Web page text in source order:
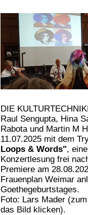
DIE
Raul Sengupta, Hina
Rabota und Martin M
11.07.2025 mit dem
Loops & Words",
Konzertlesung frei
Premiere am
Frauenplan Weimar
Goethegeburtstages.
Foto: Lars Mader
das Bild klicken).